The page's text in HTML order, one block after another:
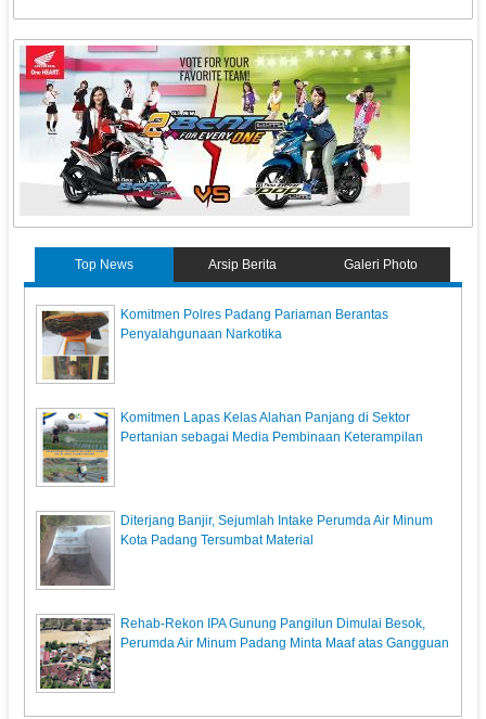
Top News Arsip Berita Galeri Photo
Komitmen Polres Padang Pariaman Berantas
Penyalahgunaan Narkotika
Komitmen Lapas Kelas Alahan Panjang di Sektor
Pertanian sebagai Media Pembinaan Keterampilan
Diterjang Banjir, Sejumlah Intake Perumda Air Minum
Kota Padang Tersumbat Material ‎
Rehab-Rekon IPA Gunung Pangilun Dimulai Besok,
Perumda Air Minum Padang Minta Maaf atas Gangguan